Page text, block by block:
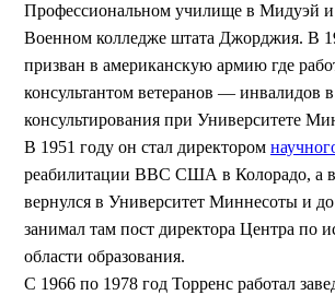
Профессиональном училище в Мидуэй и
Военном колледже штата Джорджия. В
призван в американскую армию где
консультантом ветеранов — инвалидов
консультирования при Университете
В 1951 году он стал директором
реабилитации ВВС США в Колорадо, а в
вернулся в Университет Миннесоты и до
занимал там пост директора Центра по
области образования.
С 1966 по 1978 год Торренс работал